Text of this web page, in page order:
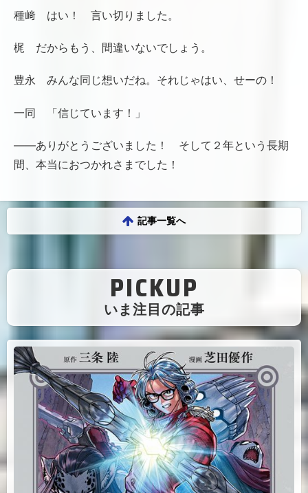
種﨑 はい！ 言い切りました。
梶 だからもう、間違いないでしょう。
豊永 みんな同じ想いだね。それじゃはい、せーの！
一同 「信じています！」
――ありがとうございました！ そして２年という長期
間、本当におつかれさまでした！
記事一覧へ
PICKUP
いま注目の記事
）